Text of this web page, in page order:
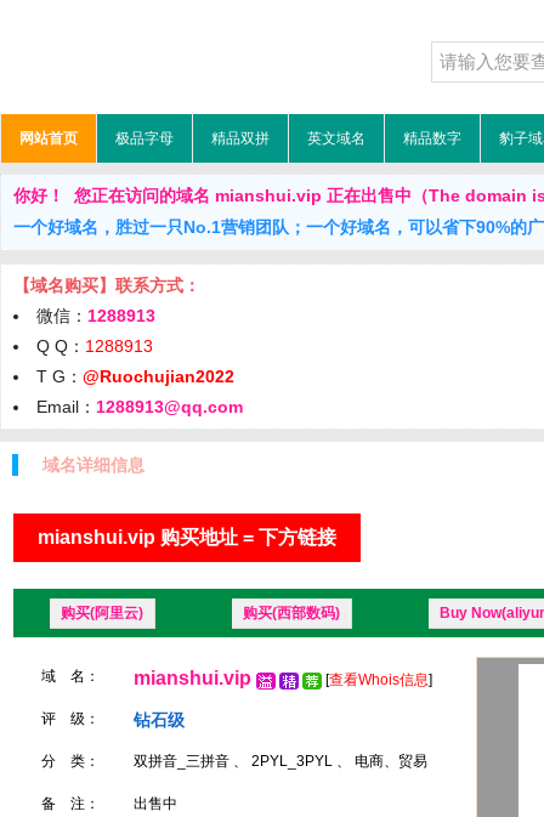
网站首页 极品字母 精品双拼 英文域名 精品数字 豹子
你好！ 您正在访问的域名 mianshui.vip 正在出售中（The domain
一个好域名，胜过一只No.1营销团队；一个好域名，可以省下90%的
【域名购买】联系方式：
微信： 1288913
Q Q： 1288913
T G： @Ruochujian2022
Email： 1288913@qq.com
域名详细信息
mianshui.vip 购买地址 = 下方链接
购买(阿里云) 购买(西部数码) Buy
域 名： mianshui.vip [查看Whois信息]
评 级： 钻石级
分 类： 双拼音_三拼音 、 2PYL_3PYL 、 电商、贸易
备 注： 出售中